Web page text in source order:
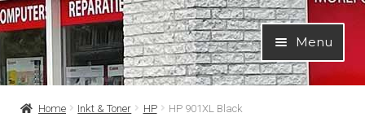
Ga
door
naar
navigatie
Ga
naar
de
inhoud
Menu
Home Inkt & Toner HP HP 901XL Black